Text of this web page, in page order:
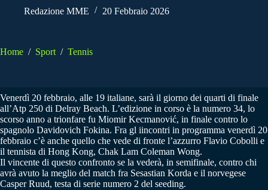
Redazione MME 20 Febbraio 2026
Home / Sport / Tennis
Venerdì 20 febbraio, alle 19 italiane, sarà il giorno dei quarti di finale
all’Atp 250 di Delray Beach. L’edizione in corso è la numero 34, lo
scorso anno a trionfare fu Miomir Kecmanović, in finale contro lo
spagnolo Davidovich Fokina. Fra gl iincontri in programma venerdì 20
febbraio c’è anche quello che vede di fronte l’azzurro Flavio Cobolli e
il tennista di Hong Kong, Chak Lam Coleman Wong.
Il vincente di questo confronto se la vederà, in semifinale, contro chi
avrà avuto la meglio del match fra Sesastian Korda e il norvegese
Casper Ruud, testa di serie numero 2 del seeding.